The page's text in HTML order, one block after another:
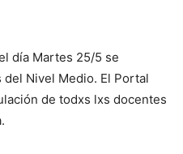
día Martes 25/5 se
Nivel Medio. El Portal
de todxs lxs docentes